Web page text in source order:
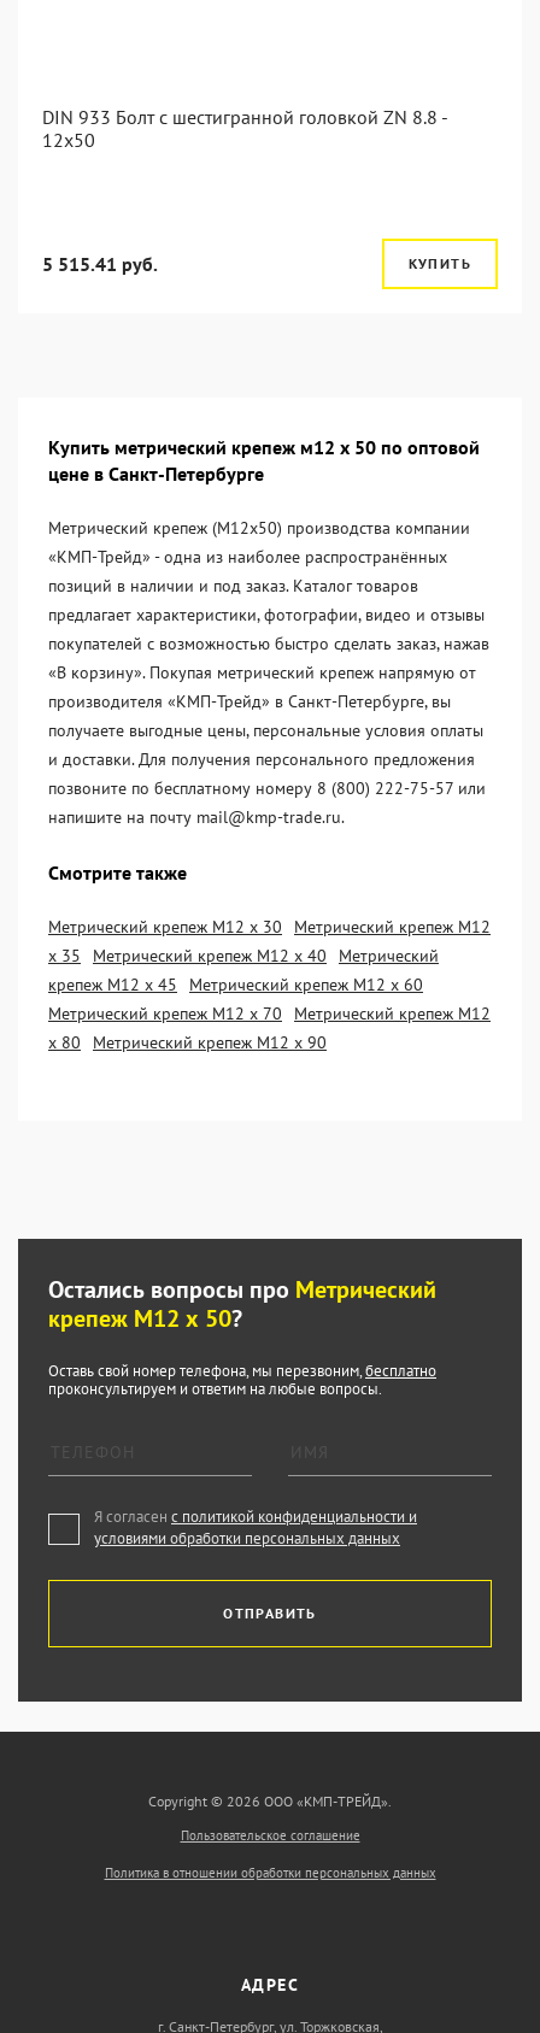
DIN 933 Болт с шестигранной головкой ZN 8.8 -
12x50
5 515.41 руб. КУПИТЬ
Купить метрический крепеж м12 х 50 по оптовой
цене в Санкт-Петербурге
Метрический крепеж (М12х50) производства компании
«KМП-Трейд» - одна из наиболее распространённых
позиций в наличии и под заказ. Каталог товаров
предлагает характеристики, фотографии, видео и отзывы
покупателей с возможностью быстро сделать заказ, нажав
«В корзину». Покупая метрический крепеж напрямую от
производителя «KМП-Трейд» в Санкт-Петербурге, вы
получаете выгодные цены, персональные условия оплаты
и доставки. Для получения персонального предложения
позвоните по бесплатному номеру 8 (800) 222-75-57 или
напишите на почту mail@kmp-trade.ru.
Смотрите также
Метрический крепеж М12 х 30
Метрический крепеж М12
х 35
Метрический крепеж М12 х 40
Метрический
крепеж М12 х 45
Метрический крепеж М12 х 60
Метрический крепеж М12 х 70
Метрический крепеж М12
х 80
Метрический крепеж М12 х 90
Остались вопросы про Метрический
крепеж М12 х 50?
Оставь свой номер телефона, мы перезвоним,бесплатно
проконсультируем и ответим на любые вопросы.
Я согласен с политикой конфиденциальности и
условиями обработки персональных данных
ОТПРАВИТЬ
Copyright © 2026 ООО «КМП-ТРЕЙД».
Пользовательское соглашение
Политика в отношении обработки персональных данных
АДРЕС
г. Санкт-Петербург, ул. Торжковская,